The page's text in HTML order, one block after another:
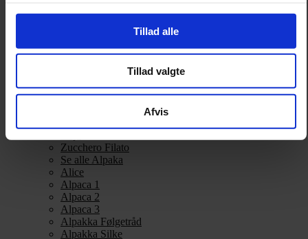
Tillad alle
Tillad valgte
Afvis
Eco Soft
midnatssol
Poppy
Snefnug
Zucchero Filato
Se alle Alpaka
Alice
Alpaca 1
Alpaca 2
Alpaca 3
Alpakka Følgetråd
Alpakka Silke